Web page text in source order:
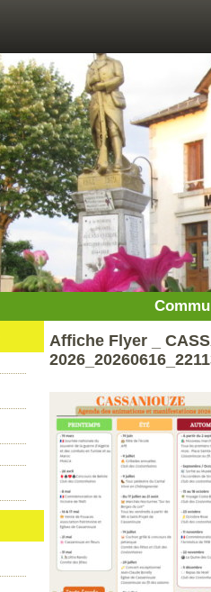
Affiche Flyer _